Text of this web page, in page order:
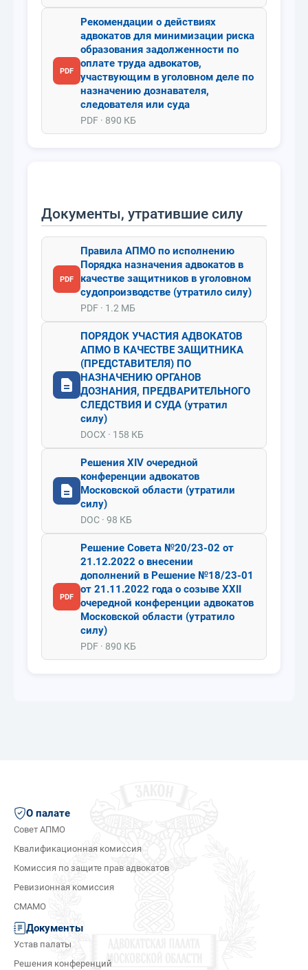
PDF
Рекомендации о действиях
адвокатов для минимизации риска
образования задолженности по
оплате труда адвокатов,
участвующим в уголовном деле по
назначению дознавателя,
следователя или суда
PDF · 890 КБ
Документы, утратившие силу
PDF
Правила АПМО по исполнению
Порядка назначения адвокатов в
качестве защитников в уголовном
судопроизводстве (утратило силу)
PDF · 1.2 МБ
ПОРЯДОК УЧАСТИЯ АДВОКАТОВ
АПМО В КАЧЕСТВЕ ЗАЩИТНИКА
(ПРЕДСТАВИТЕЛЯ) ПО
НАЗНАЧЕНИЮ ОРГАНОВ
ДОЗНАНИЯ, ПРЕДВАРИТЕЛЬНОГО
СЛЕДСТВИЯ И СУДА (утратил
силу)
DOCX · 158 КБ
Решения XIV очередной
конференции адвокатов
Московской области (утратили
силу)
DOC · 98 КБ
PDF
Решение Совета №20/23-02 от
21.12.2022 о внесении
дополнений в Решение №18/23-01
от 21.11.2022 года о созыве XXII
очередной конференции адвокатов
Московской области (утратило
силу)
PDF · 890 КБ
О палате
Совет АПМО
Квалификационная комиссия
Комиссия по защите прав адвокатов
Ревизионная комиссия
СМАМО
Документы
Устав палаты
Решения конференций